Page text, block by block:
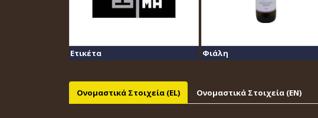
Ετικέτα Φιάλη
Ονομαστικά Στοιχεία (EL) Ονομαστικά Στοιχεία (EΝ)